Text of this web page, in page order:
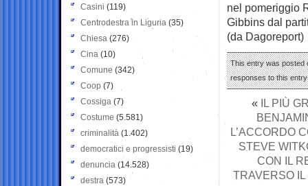
nel pomeriggio
Gibbins dal
(da Dagoreport)
This entry was posted
responses to this
« IL PIÙ
L’ACCORDO
STEVE
CON IL
TRAVERSO IL
Casini (119)
Centrodestra in Liguria (35)
Chiesa (276)
Cina (10)
Comune (342)
Coop (7)
Cossiga (7)
Costume (5.581)
criminalità (1.402)
democratici e progressisti (19)
denuncia (14.528)
destra (573)